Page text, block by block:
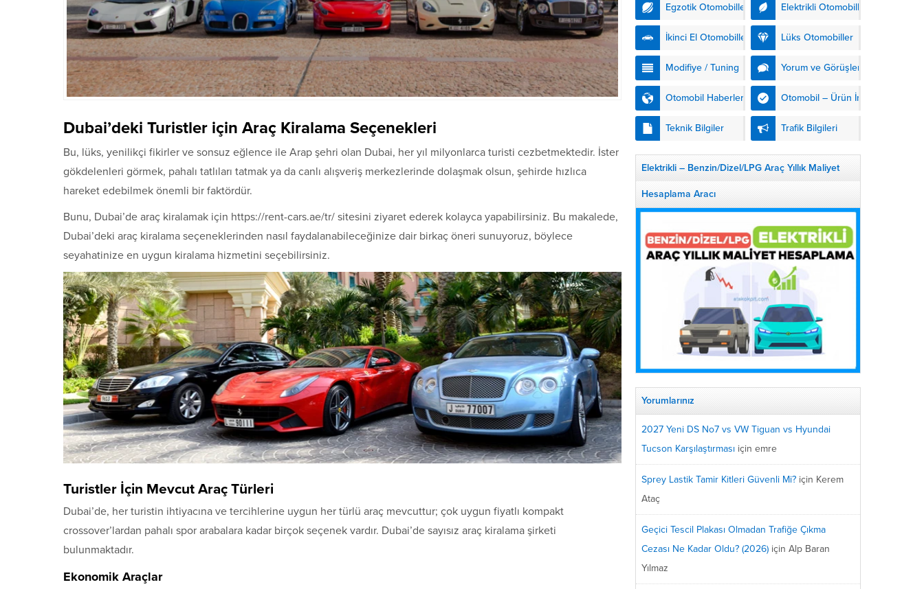
Dubai’deki Turistler için Araç Kiralama Seçenekleri
Bu, lüks, yenilikçi fikirler ve sonsuz eğlence ile Arap şehri olan Dubai, her yıl milyonlarca turisti cezbetmektedir. İster
gökdelenleri görmek, pahalı tatlıları tatmak ya da canlı alışveriş merkezlerinde dolaşmak olsun, şehirde hızlıca
hareket edebilmek önemli bir faktördür.
Bunu, Dubai’de araç kiralamak için https://rent-cars.ae/tr/ sitesini ziyaret ederek kolayca yapabilirsiniz. Bu makalede,
Dubai’deki araç kiralama seçeneklerinden nasıl faydalanabileceğinize dair birkaç öneri sunuyoruz, böylece
seyahatinize en uygun kiralama hizmetini seçebilirsiniz.
Turistler İçin Mevcut Araç Türleri
Dubai’de, her turistin ihtiyacına ve tercihlerine uygun her türlü araç mevcuttur; çok uygun fiyatlı kompakt
crossover’lardan pahalı spor arabalara kadar birçok seçenek vardır. Dubai’de sayısız araç kiralama şirketi
bulunmaktadır.
Ekonomik Araçlar
Egzotik Otomobiller Elektrikli Otomobiller
İkinci El Otomobiller Lüks Otomobiller
Modifiye / Tuning Yorum ve Görüşler
Otomobil Haberleri Otomobil – Ürün İnceleme
Teknik Bilgiler Trafik Bilgileri
Elektrikli – Benzin/Dizel/LPG Araç Yıllık Maliyet
Hesaplama Aracı
Yorumlarınız
2027 Yeni DS No7 vs VW Tiguan vs Hyundai
Tucson Karşılaştırması için emre
Sprey Lastik Tamir Kitleri Güvenli Mi? için Kerem
Ataç
Geçici Tescil Plakası Olmadan Trafiğe Çıkma
Cezası Ne Kadar Oldu? (2026) için Alp Baran
Yılmaz